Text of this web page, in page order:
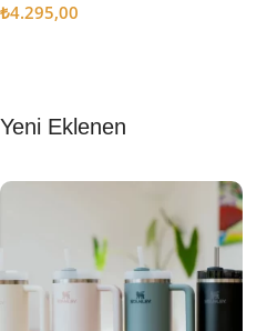
₺4.295,00
Yeni Eklenen